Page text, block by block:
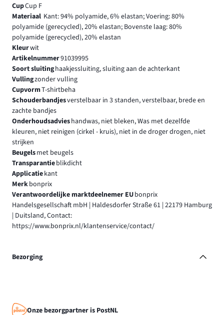
CupCup F
Materiaal Kant: 94% polyamide, 6% elastan; Voering: 80%
polyamide (gerecycled), 20% elastan; Bovenste laag: 80%
polyamide (gerecycled), 20% elastan
Kleurwit
Artikelnummer91039995
Soort sluitinghaakjessluiting, sluiting aan de achterkant
Vullingzonder vulling
CupvormT-shirtbeha
Schouderbandjesverstelbaar in 3 standen, verstelbaar, brede en
zachte bandjes
Onderhoudsadvieshandwas, niet bleken, Was met dezelfde
kleuren, niet reinigen (cirkel - kruis), niet in de droger drogen, niet
strijken
Beugelsmet beugels
Transparantieblikdicht
Applicatiekant
Merkbonprix
Verantwoordelijke marktdeelnemer EUbonprix
Handelsgesellschaft mbH | Haldesdorfer Straße 61 | 22179 Hamburg
| Duitsland, Contact:
https://www.bonprix.nl/klantenservice/contact/
Bezorging
Onze bezorgpartner is PostNL